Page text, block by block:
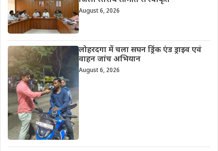
August 6, 2026
लोहरदगा में चला सघन ड्रिंक एंड ड्राइव एवं
वाहन जांच अभियान
August 6, 2026